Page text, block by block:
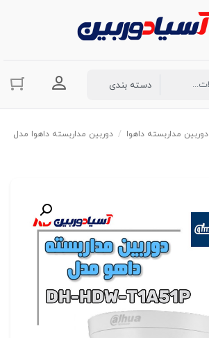
ورود به
دوربین مداربسته داهوا / دوربین مداربسته داهوا مدل